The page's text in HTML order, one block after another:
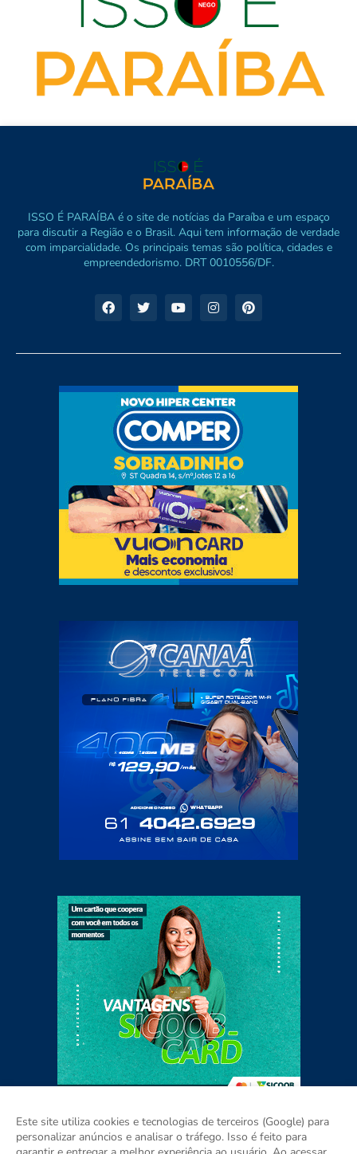
ISSO É PARAÍBA é o site de notícias da Paraíba e um espaço
para discutir a Região e o Brasil. Aqui tem informação de verdade
com imparcialidade. Os principais temas são política, cidades e
empreendedorismo. DRT 0010556/DF.
Este site utiliza cookies e tecnologias de terceiros (Google) para
personalizar anúncios e analisar o tráfego. Isso é feito para